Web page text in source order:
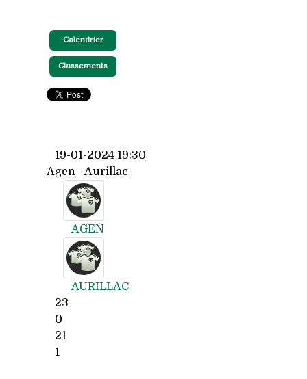
Calendrier
Classements
19-01-2024 19:30
Agen - Aurillac
AGEN
AURILLAC
23
0
21
1